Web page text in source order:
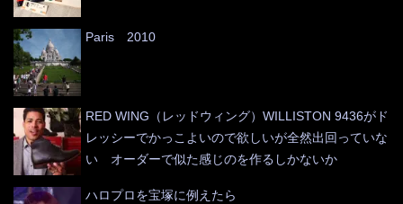
Paris 2010
RED WING（レッドウィング）WILLISTON 9436がド
レッシーでかっこよいので欲しいが全然出回っていな
い オーダーで似た感じのを作るしかないか
ハロプロを宝塚に例えたら